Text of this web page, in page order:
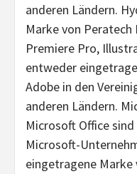
anderen Ländern.
Marke von
Premiere Pro,
entweder
Adobe in den
anderen Ländern.
Microsoft Office
Microsoft-
eingetragene Marke